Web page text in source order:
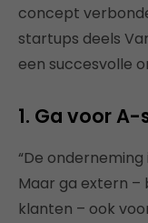
concept
startups deels
een succesvolle
1. Ga voor A-
“De
Maar ga extern –
klanten – ook